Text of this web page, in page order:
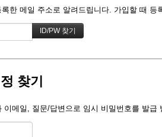
한 메일 주소로 알려드립니다. 가입할 때
찾기
이메일, 질문/답변으로 임시 비밀번호를 발급